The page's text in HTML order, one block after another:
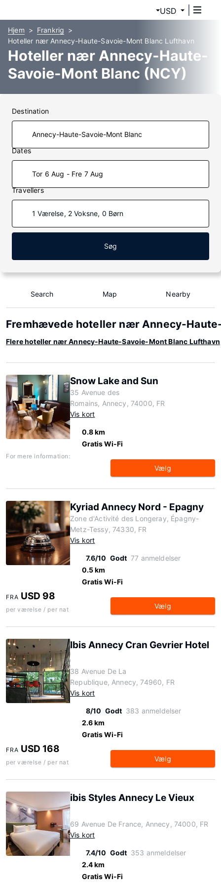
USD
Hjem
Frankrig
Hoteller nær Annecy-Haute-Savoie-Mont Blanc Lufthavn
Hoteller nær Annecy-Haute-
Savoie-Mont Blanc (NCY)
Destination
Dates
Tor 6 Aug - Fre 7 Aug
Travellers
1 Værelse, 2 Voksne, 0 Børn
Søg
Search Map Nearby
Fremhævede hoteller nær Annecy-
Flere hoteller nær Annecy-Haute-Savoie-Mont Blanc Lufthavn
Snow Lake and Sun
35 Avenue des
Romains, Annecy, 74000, FR
Vis kort
0.8 km
Gratis Wi-Fi
For mere information:
Vælg
Kyriad Annecy Nord - Epagny
Zone d'Activité des Longeray, Épagny-
Metz-Tessy, 74330, FR
Vis kort
7.6/10 Godt 77 anmeldelser
0.5 km
Gratis Wi-Fi
FRA USD 98
per værelse / per nat Vælg
Ibis Annecy Cran Gevrier Hotel
38 Avenue De La
Republique, Annecy, 74960, FR
Vis kort
8/10 Godt 383 anmeldelser
2.6 km
Gratis Wi-Fi
FRA USD 168
per værelse / per nat Vælg
ibis Styles Annecy Le Vieux
69 Avenue De France, Annecy, 74000, FR
Vis kort
7.4/10 Godt 353 anmeldelser
2.4 km
Gratis Wi-Fi